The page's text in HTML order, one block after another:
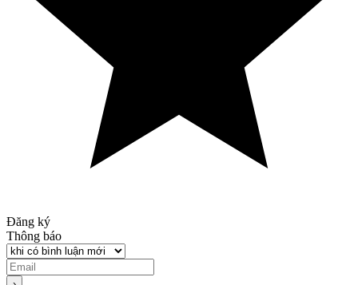
Đăng ký
Thông báo